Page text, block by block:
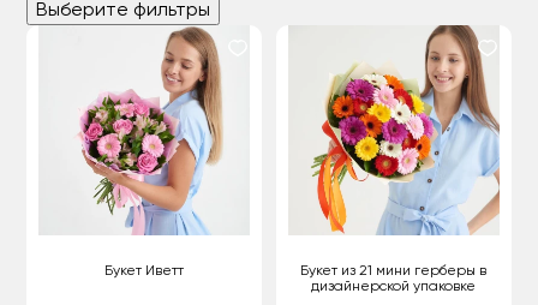
Выберите фильтры
Букет Иветт
Букет из 21 мини герберы в
дизайнерской упаковке